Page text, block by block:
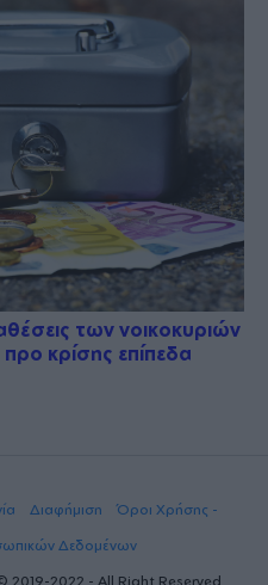
των νοικοκυριών
κρίσης επίπεδα
Διαφήμιση
Όροι Χρήσης -
Δεδομένων
2022 - All Right Reserved